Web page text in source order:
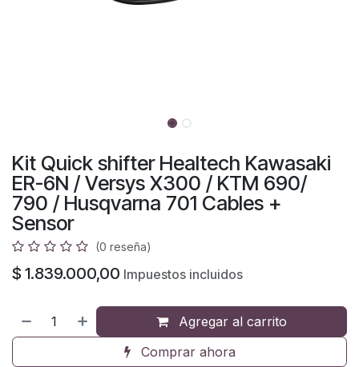
Kit Quick shifter Healtech Kawasaki
ER-6N / Versys X300 / KTM 690/
790 / Husqvarna 701 Cables +
Sensor
(0 reseña)
$ 1.839.000,00 Impuestos incluidos
Agregar al carrito
Comprar ahora